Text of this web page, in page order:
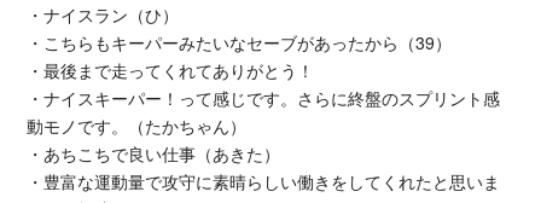
・ナイスラン（ひ）
・こちらもキーパーみたいなセーブがあったから（39）
・最後まで走ってくれてありがとう！
・ナイスキーパー！って感じです。さらに終盤のスプリント感
動モノです。（たかちゃん）
・あちこちで良い仕事（あきた）
・豊富な運動量で攻守に素晴らしい働きをしてくれたと思いま